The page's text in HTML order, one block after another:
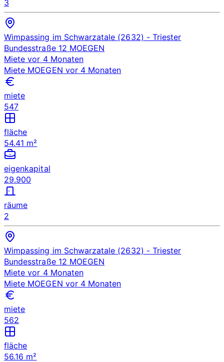
3
Wimpassing im Schwarzatale (2632) - Triester
Bundesstraße 12 MOEGEN
Miete vor 4 Monaten
Miete MOEGEN vor 4 Monaten
miete
547
fläche
54.41 m²
eigenkapital
29.900
räume
2
Wimpassing im Schwarzatale (2632) - Triester
Bundesstraße 12 MOEGEN
Miete vor 4 Monaten
Miete MOEGEN vor 4 Monaten
miete
562
fläche
56.16 m²